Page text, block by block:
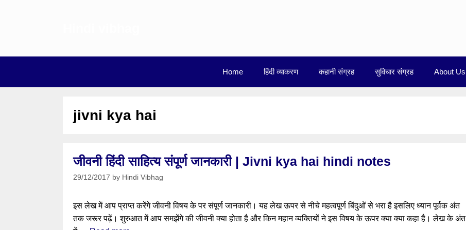
Home हिंदी व्याकरण कहानी संग्रह सुविचार संग्रह About Us
jivni kya hai
जीवनी हिंदी साहित्य संपूर्ण जानकारी | Jivni kya hai hindi notes
29/12/2017 by Hindi Vibhag
इस लेख में आप प्राप्त करेंगे जीवनी विषय के पर संपूर्ण जानकारी। यह लेख ऊपर से नीचे महत्वपूर्ण बिंदुओं से भरा है इसलिए ध्यान पूर्वक अंत
तक जरूर पढ़ें। शुरुआत में आप समझेंगे की जीवनी क्या होता है और किन महान व्यक्तियों ने इस विषय के ऊपर क्या क्या कहा है। लेख के अंत